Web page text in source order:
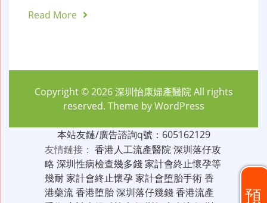
Read More
預
Copyright © 2026深圳怡康婦產醫院All rights
reserved. Theme byWordPress
本站友鏈/廣告諮詢q號：605162129
友情鏈接： 香港人工流產醫院深圳落仔攻
略 深圳性病檢查幾多錢家計會終止懷孕等
幾耐家計會終止懷孕家計會堕胎手術香
港藥流香港堕胎深圳落仔幾錢香港流產